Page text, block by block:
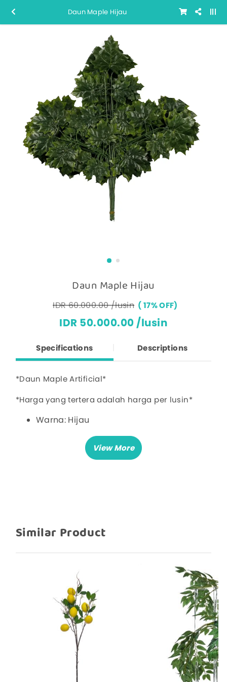
Daun Maple Hijau
Daun Maple Hijau
17% OFF
IDR 60.000.00 /lusin
IDR 50.000.00 /lusin
Specifications Descriptions
*Daun Maple Artificial*
*Harga yang tertera adalah harga per lusin*
Warna: Hijau
Lebar: 67cm
Panjang Daun: 12cm
Similar Product